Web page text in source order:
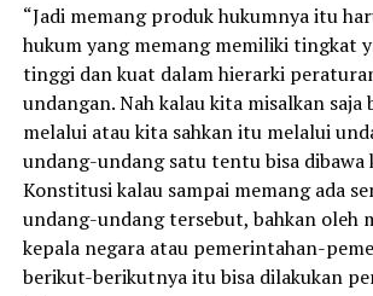
“Jadi memang produk hukumnya itu
hukum yang memang memiliki tingkat
tinggi dan kuat dalam hierarki
undangan. Nah kalau kita misalkan
melalui atau kita sahkan itu melalui
undang-undang satu tentu bisa dibawa
Konstitusi kalau sampai memang ada
undang-undang tersebut, bahkan oleh
kepala negara atau pemerintahan-
berikut-berikutnya itu bisa dilakukan